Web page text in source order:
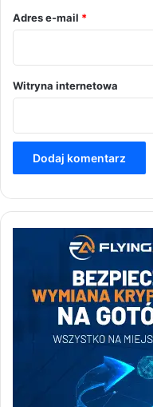
Adres e-mail *
Witryna internetowa